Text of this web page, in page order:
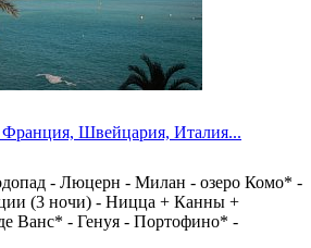
Франция, Швейцария, Италия...
- Люцерн - Милан - озеро Комо* -
(3 ночи) - Ницца + Канны +
Ванс* - Генуя - Портофино* -